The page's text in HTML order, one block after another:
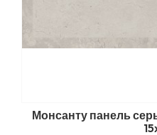
Монсанту панель